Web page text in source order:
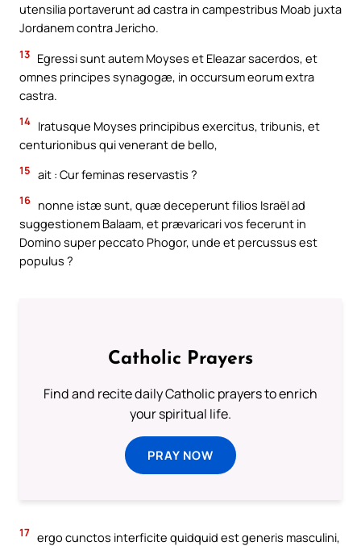
utensilia portaverunt ad castra in campestribus Moab juxta
Jordanem contra Jericho.
13 Egressi sunt autem Moyses et Eleazar sacerdos, et
omnes principes synagogæ, in occursum eorum extra
castra.
14 Iratusque Moyses principibus exercitus, tribunis, et
centurionibus qui venerant de bello,
15 ait : Cur feminas reservastis ?
16 nonne istæ sunt, quæ deceperunt filios Israël ad
suggestionem Balaam, et prævaricari vos fecerunt in
Domino super peccato Phogor, unde et percussus est
populus ?
Catholic Prayers
Find and recite daily Catholic prayers to enrich
your spiritual life.
PRAY NOW
17 ergo cunctos interficite quidquid est generis masculini,